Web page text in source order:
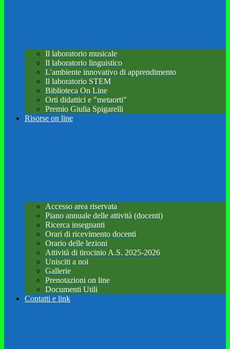
Il laboratorio musicale
Il laboratorio linguistico
L'ambiente innovativo di apprendimento
Il laboratorio STEM
Biblioteca On Line
Orti didattici e "metaorti"
Premio Giulia Spigarelli
Risorse on line
Accesso area riservata
Piano annuale delle attività (docenti)
Ricerca insegnanti
Orari di ricevimento docenti
Orario delle lezioni
Attività di tirocinio A.S. 2025-2026
Unisciti a noi
Gallerie
Prenotazioni on line
Documenti Utili
Contatti e link